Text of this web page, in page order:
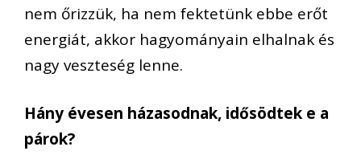
nem őrizzük, ha nem fektetünk ebbe erőt
energiát, akkor hagyományain elhalnak és
nagy veszteség lenne.
Hány évesen házasodnak, idősödtek e a
párok?